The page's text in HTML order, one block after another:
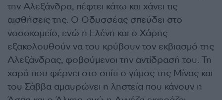
την Αλεξάνδρα, πέφτει κάτω και χάνει τις
αισθήσεις της. Ο Οδυσσέας σπεύδει στο
νοσοκομείο, ενώ η Ελένη και ο Χάρης
εξακολουθούν να του κρύβουν τον εκβιασμό της
Αλεξάνδρας, φοβούμενοι την αντίδρασή του. Τη
χαρά που φέρνει στο σπίτι ο γάμος της Μίνας και
του Σάββα αμαυρώνει η ληστεία που κάνουν η